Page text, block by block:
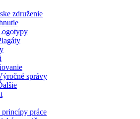
združenie
správy
práce